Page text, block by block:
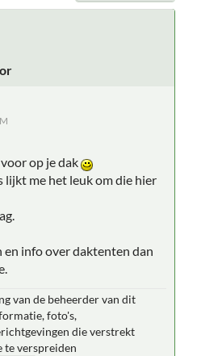
op je dak
lijkt me het leuk om die hier
en info over daktenten dan
van de beheerder van dit
foto's,
die verstrekt
te verspreiden